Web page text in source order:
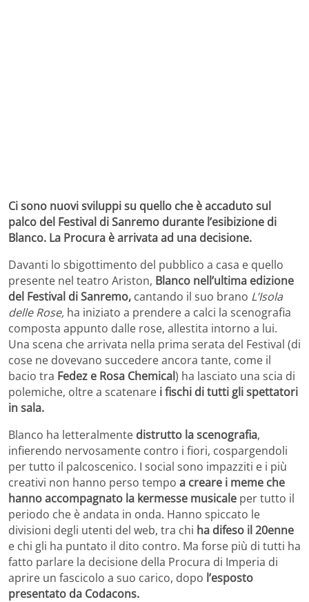
Ci sono nuovi sviluppi su quello che è accaduto sul
palco del Festival di Sanremo durante l’esibizione di
Blanco. La Procura è arrivata ad una decisione.
Davanti lo sbigottimento del pubblico a casa e quello
presente nel teatro Ariston, Blanco nell’ultima edizione
del Festival di Sanremo, cantando il suo brano L’Isola
delle Rose, ha iniziato a prendere a calci la scenografia
composta appunto dalle rose, allestita intorno a lui.
Una scena che arrivata nella prima serata del Festival (di
cose ne dovevano succedere ancora tante, come il
bacio tra Fedez e Rosa Chemical) ha lasciato una scia di
polemiche, oltre a scatenare i fischi di tutti gli spettatori
in sala.
Blanco ha letteralmente distrutto la scenografia,
infierendo nervosamente contro i fiori, cospargendoli
per tutto il palcoscenico. I social sono impazziti e i più
creativi non hanno perso tempo a creare i meme che
hanno accompagnato la kermesse musicale per tutto il
periodo che è andata in onda. Hanno spiccato le
divisioni degli utenti del web, tra chi ha difeso il 20enne
e chi gli ha puntato il dito contro. Ma forse più di tutti ha
fatto parlare la decisione della Procura di Imperia di
aprire un fascicolo a suo carico, dopo l’esposto
presentato da Codacons.